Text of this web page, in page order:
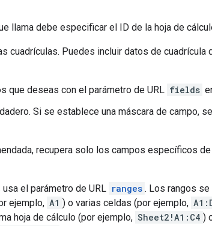
llama debe especificar el ID de la hoja de
cuadrículas. Puedes incluir datos de cuadrícula
que deseas con el parámetro de URL fields
Si se establece una máscara de campo,
recupera solo los campos específicos
el parámetro de URL ranges . Los rangos se
ejemplo, A1 ) o varias celdas (por ejemplo,
hoja de cálculo (por ejemplo, Sheet2!A1:C4 )